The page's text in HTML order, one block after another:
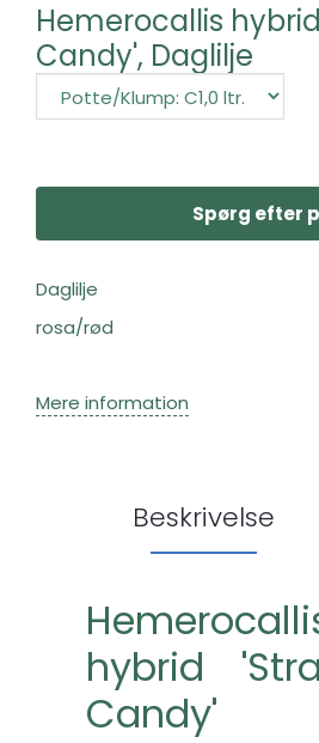
Hemerocallis
Candy', Daglilje
Spørg efter
Daglilje
rosa/rød
Mere information
Beskrivelse
hybrid
Candy'